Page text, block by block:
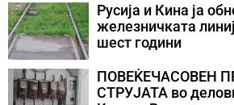
Русија и Кина ја
железничката
шест години
ПОВЕЌЕЧАСОВЕН
СТРУЈАТА во